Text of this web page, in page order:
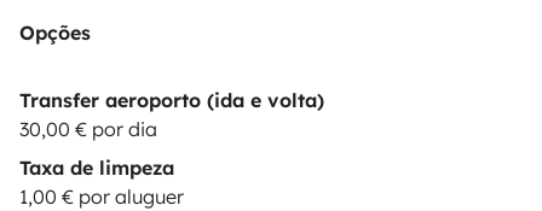
Opções
Transfer aeroporto (ida e volta)
30,00 € por dia
Taxa de limpeza
1,00 € por aluguer